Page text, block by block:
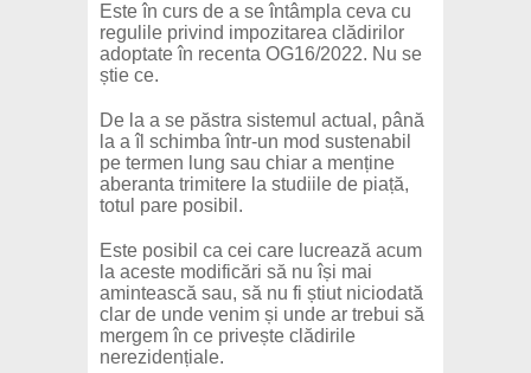
Este în curs de a se întâmpla ceva cu
regulile privind impozitarea clădirilor
adoptate în recenta OG16/2022. Nu se
știe ce.
De la a se păstra sistemul actual, până
la a îl schimba într-un mod sustenabil
pe termen lung sau chiar a menține
aberanta trimitere la studiile de piață,
totul pare posibil.
Este posibil ca cei care lucrează acum
la aceste modificări să nu își mai
amintească sau, să nu fi știut niciodată
clar de unde venim și unde ar trebui să
mergem în ce privește clădirile
nerezidențiale.